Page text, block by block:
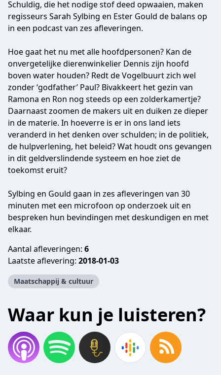
Schuldig, die het nodige stof deed opwaaien, maken
regisseurs Sarah Sylbing en Ester Gould de balans op
in een podcast van zes afleveringen.
Hoe gaat het nu met alle hoofdpersonen? Kan de
onvergetelijke dierenwinkelier Dennis zijn hoofd
boven water houden? Redt de Vogelbuurt zich wel
zonder ‘godfather’ Paul? Bivakkeert het gezin van
Ramona en Ron nog steeds op een zolderkamertje?
Daarnaast zoomen de makers uit en duiken ze dieper
in de materie. In hoeverre is er in ons land iets
veranderd in het denken over schulden; in de politiek,
de hulpverlening, het beleid? Wat houdt ons gevangen
in dit geldverslindende systeem en hoe ziet de
toekomst eruit?
Sylbing en Gould gaan in zes afleveringen van 30
minuten met een microfoon op onderzoek uit en
bespreken hun bevindingen met deskundigen en met
elkaar.
Aantal afleveringen: 6
Laatste aflevering: 2018-01-03
Maatschappij & cultuur
Waar kun je luisteren?